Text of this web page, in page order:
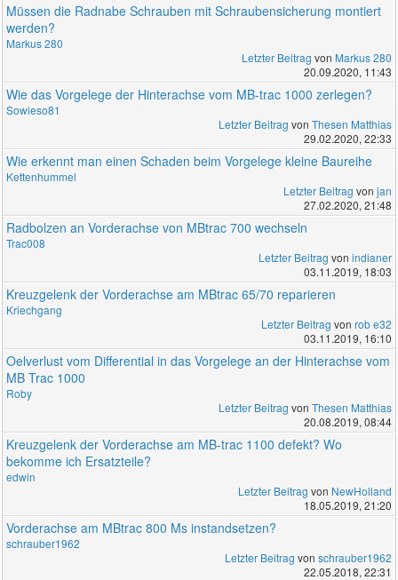
Müssen die Radnabe Schrauben mit Schraubensicherung montiert
werden?
Markus 280
Letzter Beitrag von Markus 280
20.09.2020, 11:43
Wie das Vorgelege der Hinterachse vom MB-trac 1000 zerlegen?
Sowieso81
Letzter Beitrag von Thesen Matthias
29.02.2020, 22:33
Wie erkennt man einen Schaden beim Vorgelege kleine Baureihe
Kettenhummel
Letzter Beitrag von jan
27.02.2020, 21:48
Radbolzen an Vorderachse von MBtrac 700 wechseln
Trac008
Letzter Beitrag von indianer
03.11.2019, 18:03
Kreuzgelenk der Vorderachse am MBtrac 65/70 reparieren
Kriechgang
Letzter Beitrag von rob e32
03.11.2019, 16:10
Oelverlust vom Differential in das Vorgelege an der Hinterachse vom
MB Trac 1000
Roby
Letzter Beitrag von Thesen Matthias
20.08.2019, 08:44
Kreuzgelenk der Vorderachse am MB-trac 1100 defekt? Wo
bekomme ich Ersatzteile?
edwin
Letzter Beitrag von NewHolland
18.05.2019, 21:20
Vorderachse am MBtrac 800 Ms instandsetzen?
schrauber1962
Letzter Beitrag von schrauber1962
22.05.2018, 22:31